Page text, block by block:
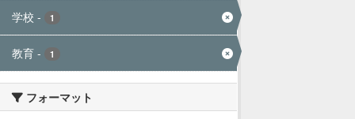
学校 - 1
教育 - 1
フォーマット